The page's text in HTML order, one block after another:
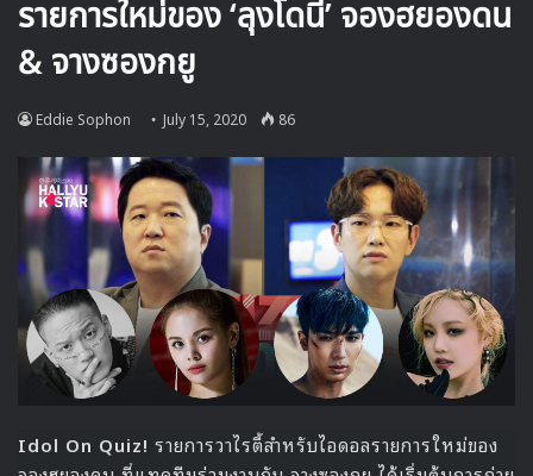
โดยงานนี้จะเริ่มต้นขึ้นในเวลา 1 ทุ่มตามเวลาไทย ทั้ง 2 วัน และ
สามารถรับชมพร้อมกันทั่วโลกผ่านทางการถ่ายทอดสดบนยูทูป
The K-POP
ที่จะมาพร้อมกับเทคโนโลยีใหม่ๆ อย่าง AR, VR,
ระบบเสียงแบบ 3D และจอมัลติแคม ที่จะช่วยสร้างเสริม
ประสบการณ์ในการดูคอนเสิร์ตในปีนี้